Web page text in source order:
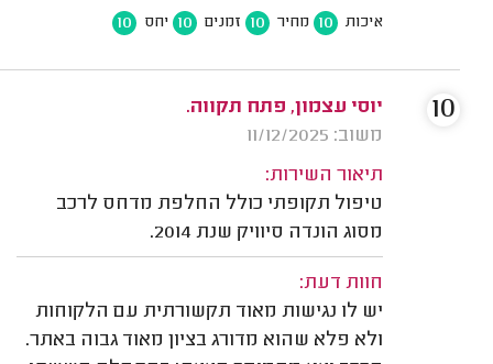
איכות 10 מחיר 10 זמנים 10 יחס 10
יוסי עצמון, פתח תקווה.
משוב: 11/12/2025
תיאור השירות:
טיפול תקופתי כולל החלפת מדחס לרכב
מסוג הונדה סיוויק שנת 2014.
חוות דעת:
יש לו נגישות מאוד תקשורתית עם הלקוחות
ולא פלא שהוא מדורג בציון מאוד גבוה באתר.
10